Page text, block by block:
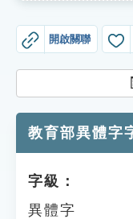
貓頭鷹博士
開啟關聯
教育部異體字
字級：
異體字